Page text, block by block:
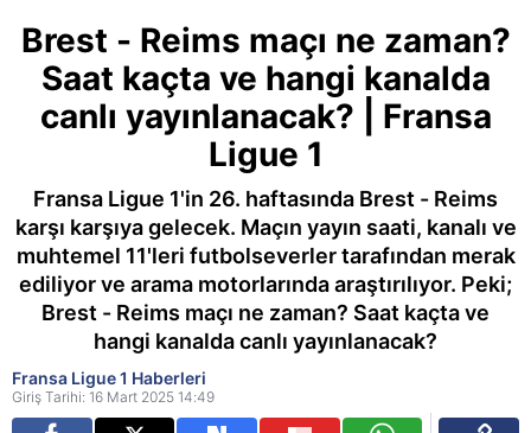
Brest - Reims maçı ne zaman?
Saat kaçta ve hangi kanalda
canlı yayınlanacak? | Fransa
Ligue 1
Fransa Ligue 1'in 26. haftasında Brest - Reims
karşı karşıya gelecek. Maçın yayın saati, kanalı ve
muhtemel 11'leri futbolseverler tarafından merak
ediliyor ve arama motorlarında araştırılıyor. Peki;
Brest - Reims maçı ne zaman? Saat kaçta ve
hangi kanalda canlı yayınlanacak?
Fransa Ligue 1 Haberleri
Giriş Tarihi: 16 Mart 2025 14:49